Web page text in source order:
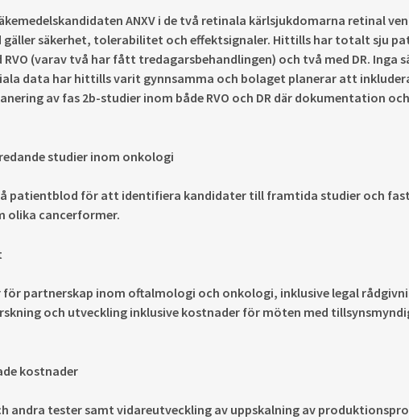
ANXV i de två retinala kärlsjukdomarna retinal
gäller säkerhet, tolerabilitet och effektsignaler. Hittills har totalt sju
(varav två har fått tredagarsbehandlingen) och två med DR. Inga
data har hittills varit gynnsamma och bolaget planerar att
av fas 2b-studier inom både RVO och DR där dokumentation
studier inom onkologi
patientblod för att identifiera kandidater till framtida studier och
olika cancerformer.
partnerskap inom oftalmologi och onkologi, inklusive legal
och utveckling inklusive kostnader för möten med
kostnader
andra tester samt vidareutveckling av uppskalning av